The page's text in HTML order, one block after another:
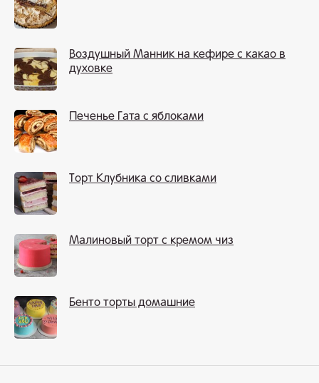
Воздушный Манник на кефире с какао в
духовке
Печенье Гата с яблоками
Торт Клубника со сливками
Малиновый торт с кремом чиз
Бенто торты домашние